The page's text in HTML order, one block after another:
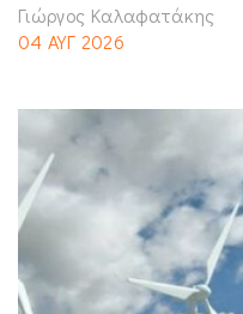
Γιώργος Καλαφατάκης
04 ΑΥΓ 2026